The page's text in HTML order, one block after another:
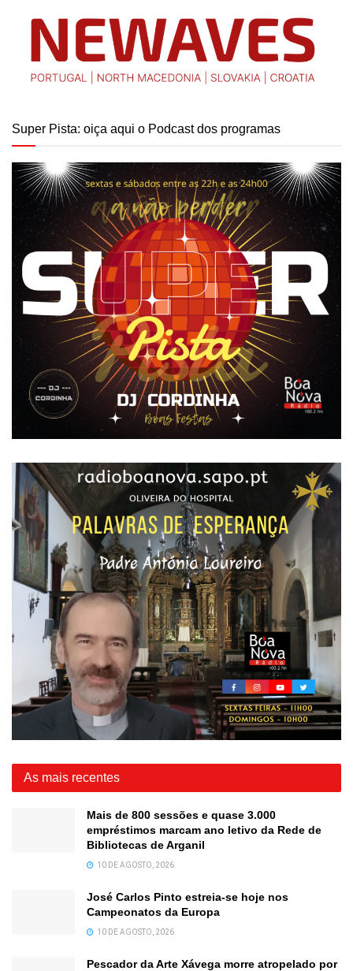
Super Pista: oiça aqui o Podcast dos programas
As mais recentes
Mais de 800 sessões e quase 3.000
empréstimos marcam ano letivo da Rede de
Bibliotecas de Arganil
10 DE AGOSTO, 2026
José Carlos Pinto estreia-se hoje nos
Campeonatos da Europa
10 DE AGOSTO, 2026
Pescador da Arte Xávega morre atropelado por